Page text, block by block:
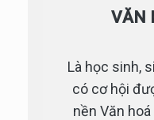
VĂN
Là học sinh,
có cơ hội
nền Văn